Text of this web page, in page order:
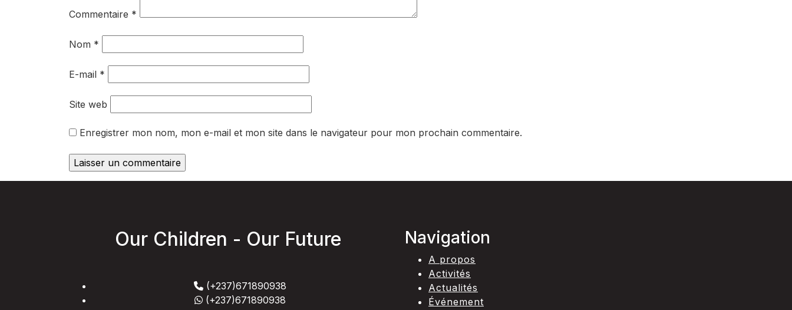
Commentaire *
Nom *
E-mail *
Site web
Enregistrer mon nom, mon e-mail et mon site dans le navigateur pour mon prochain commentaire.
Our Children - Our Future
(+237)671890938
(+237)671890938
Navigation
A propos
Activités
Actualités
Événement